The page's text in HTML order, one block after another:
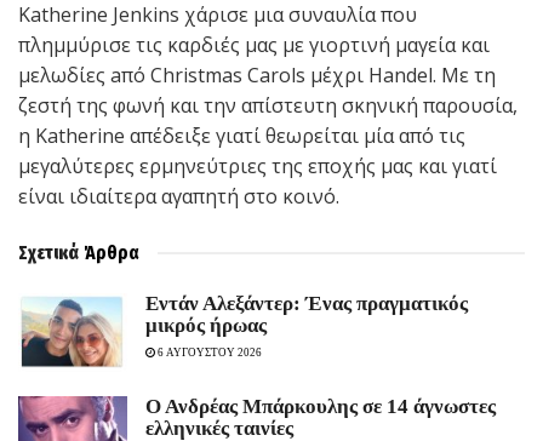
Katherine Jenkins χάρισε μια συναυλία που
πλημμύρισε τις καρδιές μας με γιορτινή μαγεία και
μελωδίες aπό Christmas Carols μέχρι Handel. Με τη
ζεστή της φωνή και την απίστευτη σκηνική παρουσία,
η Katherine απέδειξε γιατί θεωρείται μία από τις
μεγαλύτερες ερμηνεύτριες της εποχής μας και γιατί
είναι ιδιαίτερα αγαπητή στο κοινό.
Σχετικά Άρθρα
Εντάν Αλεξάντερ: Ένας πραγματικός
μικρός ήρωας
6 ΑΥΓΟΥΣΤΟΥ 2026
Ο Ανδρέας Μπάρκουλης σε 14 άγνωστες
ελληνικές ταινίες